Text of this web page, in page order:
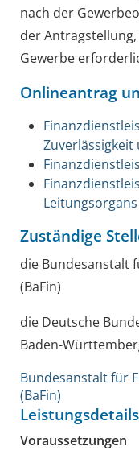
nach der
der
Gewerbe
Onlineantrag
Leitungsorgans
Zuständige
die Bundesanstalt
(BaFin)
die Deutsche
Baden-
Bundesanstalt für
(BaFin)
Leistungsdetails
Voraussetzungen